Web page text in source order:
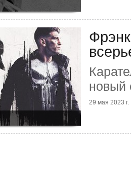
новый
29 мая 2023 г.